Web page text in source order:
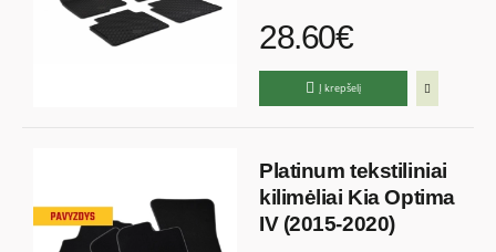
28.60€
Į krepšelį
Platinum tekstiliniai
kilimėliai Kia Optima
IV (2015-2020)